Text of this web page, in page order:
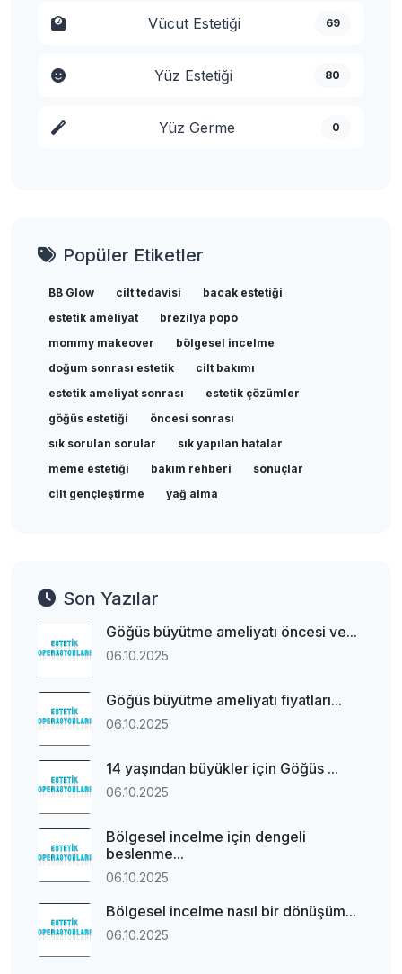
Vücut Estetiği 69
Yüz Estetiği 80
Yüz Germe 0
Popüler Etiketler
BB Glow cilt tedavisi
bacak estetiği
estetik ameliyat
brezilya popo
mommy makeover
bölgesel incelme
doğum sonrası estetik
cilt bakımı
estetik ameliyat sonrası
estetik çözümler
göğüs estetiği
öncesi sonrası
sık sorulan sorular
sık yapılan hatalar
meme estetiği
bakım rehberi
sonuçlar
cilt gençleştirme
yağ alma
Son Yazılar
Göğüs büyütme ameliyatı öncesi ve...
06.10.2025
Göğüs büyütme ameliyatı fiyatları...
06.10.2025
14 yaşından büyükler için Göğüs ...
06.10.2025
Bölgesel incelme için dengeli
beslenme...
06.10.2025
Bölgesel incelme nasıl bir dönüşüm...
06.10.2025